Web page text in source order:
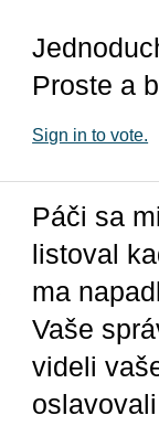
Proste a
Sign in to vote.
Páči sa
listoval
ma
Vaše
videli